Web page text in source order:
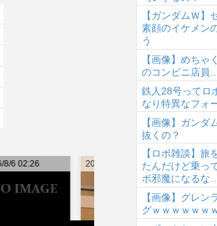
2026/8/6 02:13 2026/8/6 02:07
【ガンダムＷ】
素顔のイケメン
う
【画像】めちゃ
のコンビニ店員…
鉄人28号ってロ
なり特異なフォ
【画像】ガンダ
抜くの？
【ロボ雑談】旅
たんだけど乗っ
ボ邪魔になるな
【画像】グレン
グｗｗｗｗｗｗ